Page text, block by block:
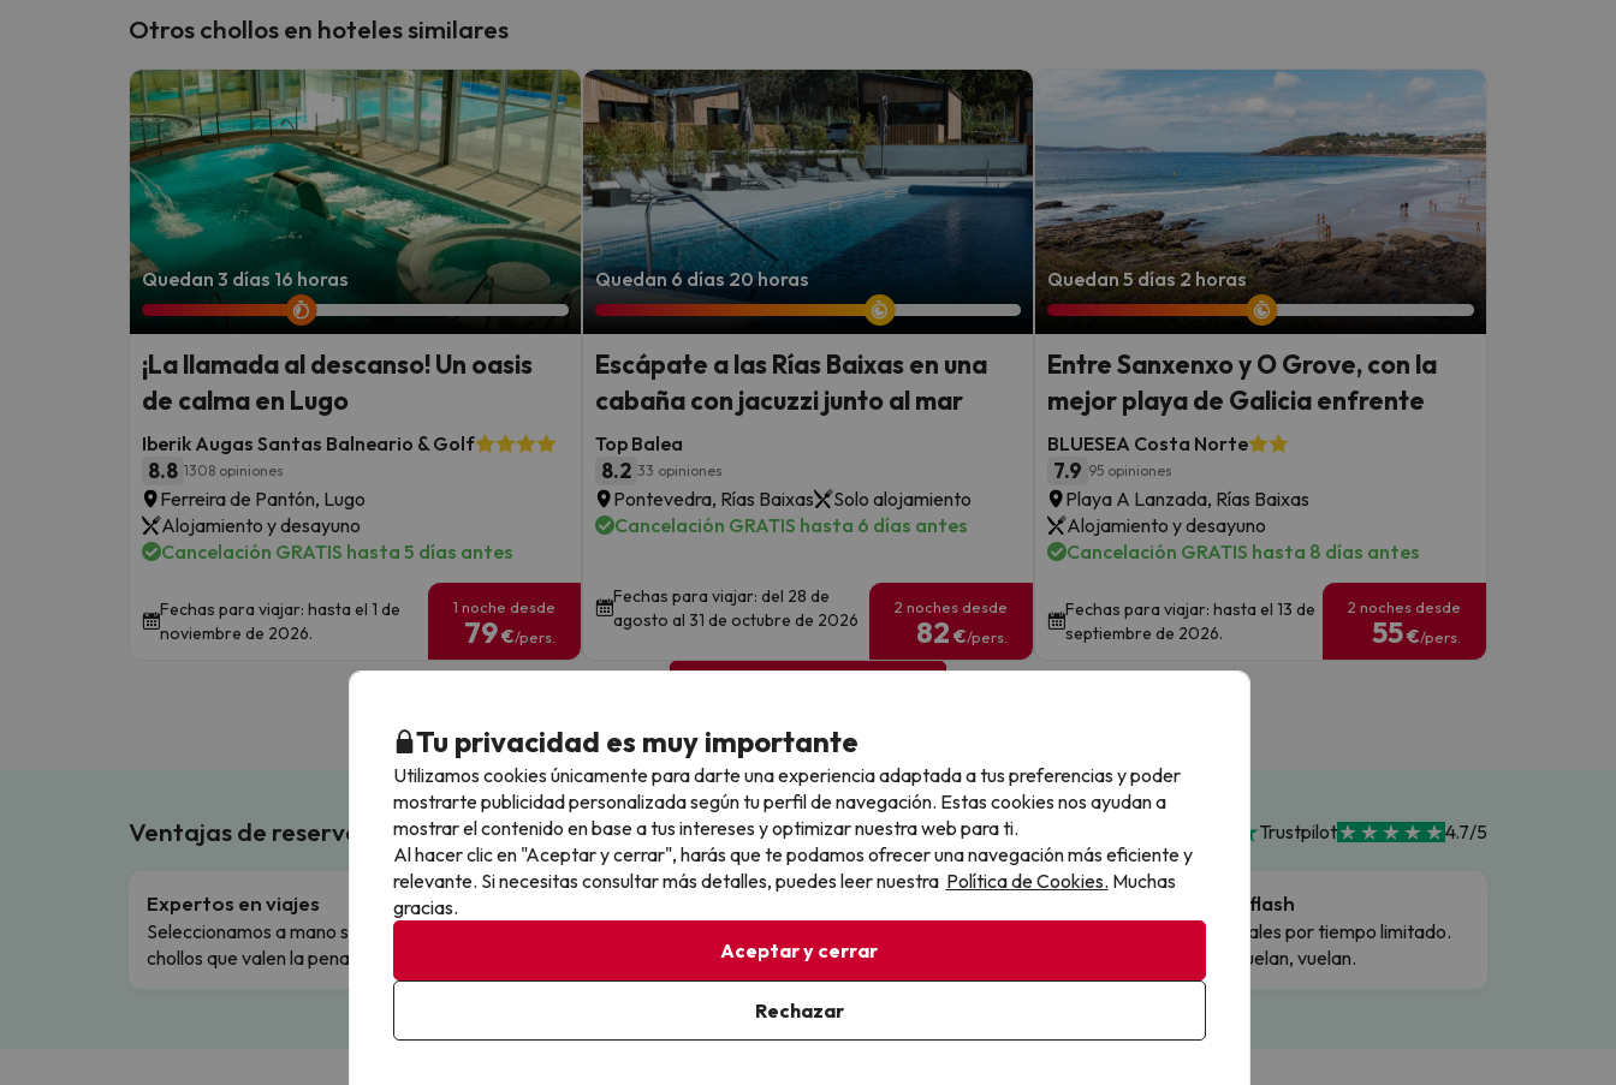
Otros chollos en hoteles similares
Quedan 3 días 16 horas
¡La llamada al descanso! Un oasis
de calma en Lugo
Iberik Augas Santas Balneario & Golf
8.8 1308 opiniones
Ferreira de Pantón, Lugo
Alojamiento y desayuno
Cancelación GRATIS hasta 5 días antes
Fechas para viajar: hasta el 1 de
noviembre de 2026.
1 noche desde
79€/pers.
Quedan 6 días 20 horas
Escápate a las Rías Baixas en una
cabaña con jacuzzi junto al mar
Top Balea
8.2 33 opiniones
Pontevedra, Rías Baixas
Solo alojamiento
Cancelación GRATIS hasta 6 días antes
Fechas para viajar: del 28 de
agosto al 31 de octubre de 2026
2 noches desde
82 €/pers.
Quedan 5 días 2 horas
Entre Sanxenxo y O Grove, con la
mejor playa de Galicia enfrente
BLUESEA Costa Norte
7.9 95 opiniones
Playa A Lanzada, Rías Baixas
Alojamiento y desayuno
Cancelación GRATIS hasta 8 días antes
Fechas para viajar: hasta el 13 de
septiembre de 2026.
2 noches desde
55€/pers.
Ventajas de reservar en Buscounchollo Trustpilot 4.7/5
Expertos en viajes
Seleccionamos a mano solo los
chollos que valen la pena.
Reserva ahora, paga luego.
Ofertas flash
Precios reales por tiempo limitado.
Cuando vuelan, vuelan.
Tu privacidad es muy importante
Utilizamos cookies únicamente para darte una experiencia adaptada a tus preferencias y poder
mostrarte publicidad personalizada según tu perfil de navegación. Estas cookies nos ayudan a
mostrar el contenido en base a tus intereses y optimizar nuestra web para ti.
Al hacer clic en "Aceptar y cerrar", harás que te podamos ofrecer una navegación más eficiente y
relevante. Si necesitas consultar más detalles, puedes leer nuestra Política de Cookies. Muchas
gracias.
Aceptar y cerrar
Rechazar